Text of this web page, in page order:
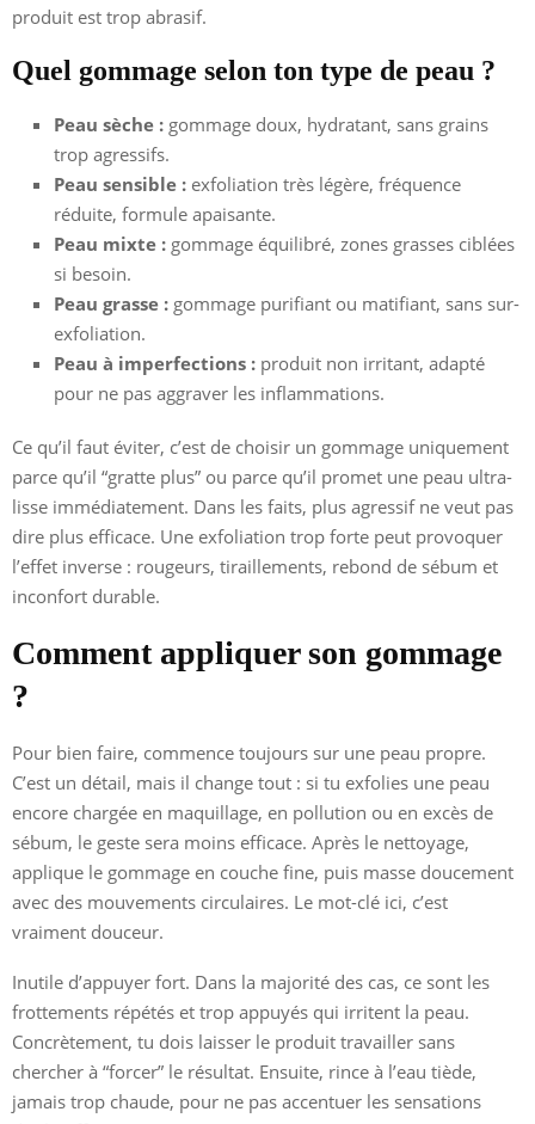
produit est trop abrasif.
Quel gommage selon ton type de peau ?
Peau sèche : gommage doux, hydratant, sans grains
trop agressifs.
Peau sensible : exfoliation très légère, fréquence
réduite, formule apaisante.
Peau mixte : gommage équilibré, zones grasses ciblées
si besoin.
Peau grasse : gommage purifiant ou matifiant, sans sur-
exfoliation.
Peau à imperfections : produit non irritant, adapté
pour ne pas aggraver les inflammations.
Ce qu’il faut éviter, c’est de choisir un gommage uniquement
parce qu’il “gratte plus” ou parce qu’il promet une peau ultra-
lisse immédiatement. Dans les faits, plus agressif ne veut pas
dire plus efficace. Une exfoliation trop forte peut provoquer
l’effet inverse : rougeurs, tiraillements, rebond de sébum et
inconfort durable.
Comment appliquer son gommage
?
Pour bien faire, commence toujours sur une peau propre.
C’est un détail, mais il change tout : si tu exfolies une peau
encore chargée en maquillage, en pollution ou en excès de
sébum, le geste sera moins efficace. Après le nettoyage,
applique le gommage en couche fine, puis masse doucement
avec des mouvements circulaires. Le mot-clé ici, c’est
vraiment douceur.
Inutile d’appuyer fort. Dans la majorité des cas, ce sont les
frottements répétés et trop appuyés qui irritent la peau.
Concrètement, tu dois laisser le produit travailler sans
chercher à “forcer” le résultat. Ensuite, rince à l’eau tiède,
jamais trop chaude, pour ne pas accentuer les sensations